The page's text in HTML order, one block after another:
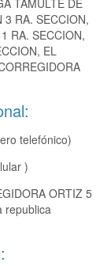
TAMULTE DE
3 RA. SECCION,
RA. SECCION,
EL
telefónico)
)
ORTIZ 5
republica